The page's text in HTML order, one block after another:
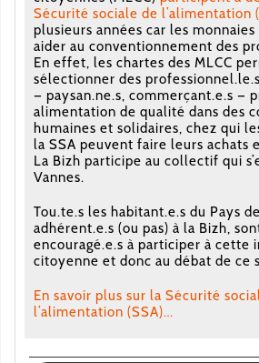
Sécurité sociale de l’alimentation
plusieurs années car les
aider au conventionnement des
En effet, les chartes des MLCC
sélectionner des
— paysan.ne.s, commerçant.e.s —
alimentation de qualité dans des
humaines et solidaires, chez qui
la SSA peuvent faire leurs achats
La Bizh participe au collectif qui
Vannes.
Tou.te.s les habitant.e.s du Pays
adhérent.e.s (ou pas) à la Bizh,
encouragé.e.s à participer à cette
citoyenne et donc au débat de ce
En savoir plus sur la Sécurité
l’alimentation (SSA)…